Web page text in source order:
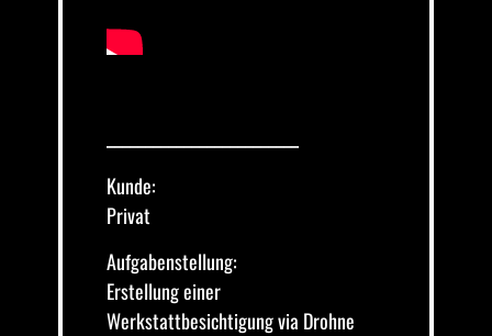
Kunde:
Privat
Aufgabenstellung:
Erstellung einer
Werkstattbesichtigung via Drohne